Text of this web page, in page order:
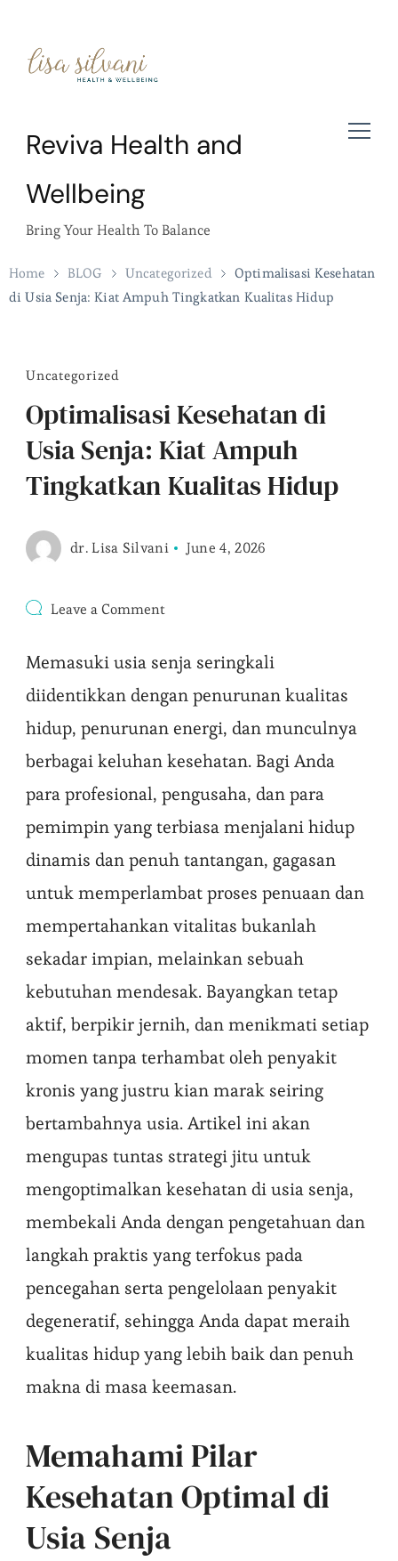
Reviva Health and
Wellbeing
Bring Your Health To Balance
Home BLOG Uncategorized
Optimalisasi Kesehatan
di Usia Senja: Kiat Ampuh Tingkatkan Kualitas Hidup
Uncategorized
Optimalisasi Kesehatan di
Usia Senja: Kiat Ampuh
Tingkatkan Kualitas Hidup
dr. Lisa Silvani June 4, 2026
Leave a Commenton
di
Senja:
Ampuh
Tingkatkan
Kualitas
Hidup
Memasuki usia senja seringkali
diidentikkan dengan penurunan kualitas
hidup, penurunan energi, dan munculnya
berbagai keluhan kesehatan. Bagi Anda
para profesional, pengusaha, dan para
pemimpin yang terbiasa menjalani hidup
dinamis dan penuh tantangan, gagasan
untuk memperlambat proses penuaan dan
mempertahankan vitalitas bukanlah
sekadar impian, melainkan sebuah
kebutuhan mendesak. Bayangkan tetap
aktif, berpikir jernih, dan menikmati setiap
momen tanpa terhambat oleh penyakit
kronis yang justru kian marak seiring
bertambahnya usia. Artikel ini akan
mengupas tuntas strategi jitu untuk
mengoptimalkan kesehatan di usia senja,
membekali Anda dengan pengetahuan dan
langkah praktis yang terfokus pada
pencegahan serta pengelolaan penyakit
degeneratif, sehingga Anda dapat meraih
kualitas hidup yang lebih baik dan penuh
makna di masa keemasan.
Memahami Pilar
Kesehatan Optimal di
Usia Senja